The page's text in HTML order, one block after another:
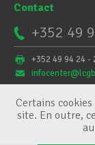
Contact
+352 49
+352 49 94 24 -
Certains
site. En outre,